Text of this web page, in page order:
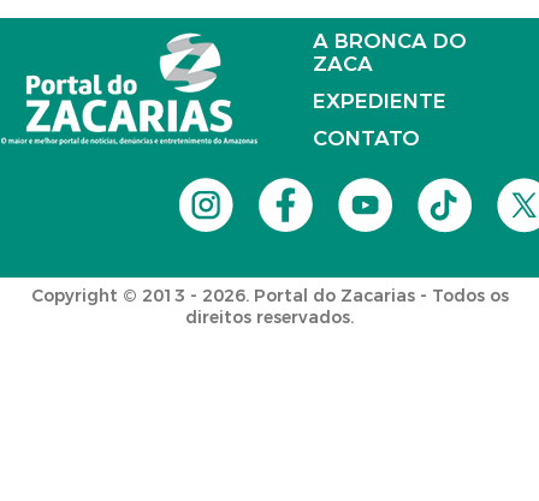
A BRONCA DO
ZACA
EXPEDIENTE
CONTATO
Copyright © 2013 - 2026. Portal do Zacarias - Todos os
direitos reservados.